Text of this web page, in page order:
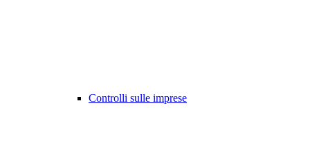
Controlli sulle imprese